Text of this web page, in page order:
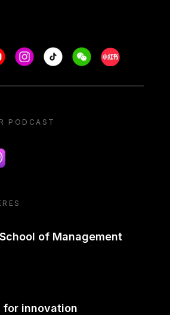
Instagram
Tiktok WeechatXiaohongshu/
PODCAST
podcast
of Management
for innovation